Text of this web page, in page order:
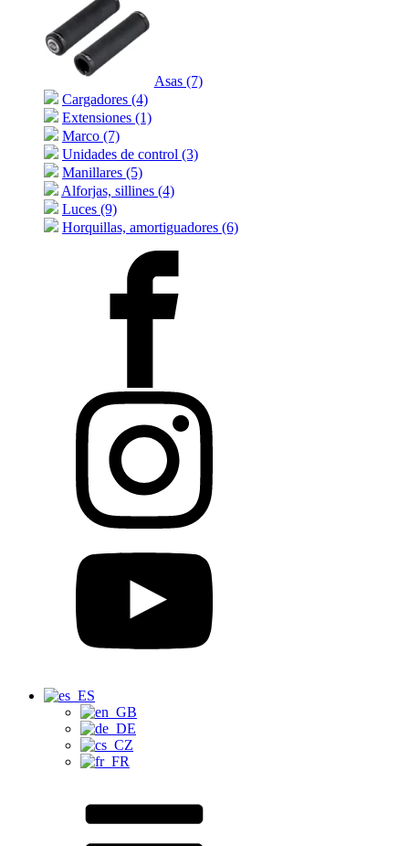
Asas (7)
Cargadores (4)
Extensiones (1)
Marco (7)
Unidades de control (3)
Manillares (5)
Alforjas, sillines (4)
Luces (9)
Horquillas, amortiguadores (6)